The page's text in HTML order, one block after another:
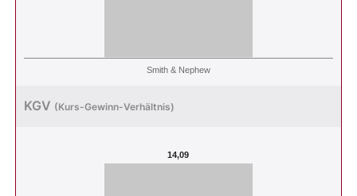
Smith & Nephew
KGV (Kurs-Gewinn-Verhältnis)
14,09